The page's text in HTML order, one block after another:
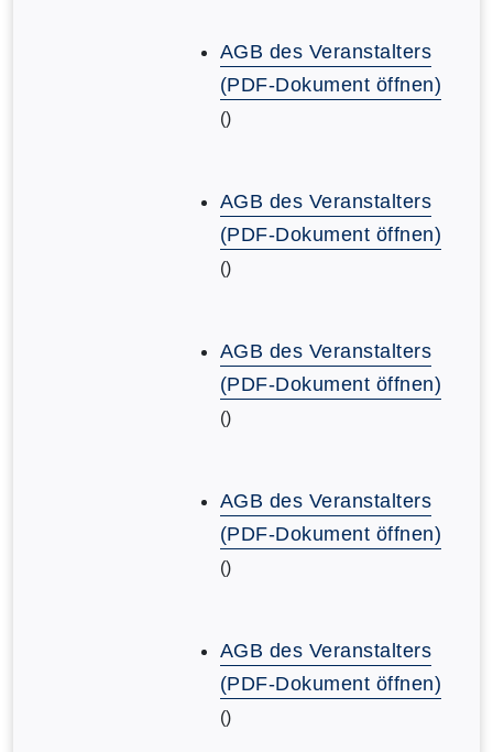
AGB des Veranstalters
(PDF-Dokument öffnen)
()
AGB des Veranstalters
(PDF-Dokument öffnen)
()
AGB des Veranstalters
(PDF-Dokument öffnen)
()
AGB des Veranstalters
(PDF-Dokument öffnen)
()
AGB des Veranstalters
(PDF-Dokument öffnen)
()